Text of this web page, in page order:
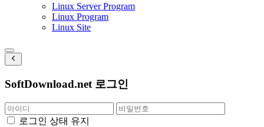
Linux Server Program
Linux Program
Linux Site
SoftDownload.net 로그인
로그인 상태 유지